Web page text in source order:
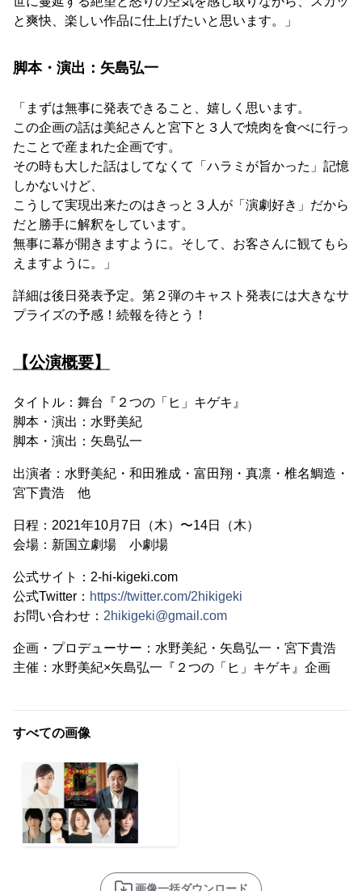
と爽快、楽しい作品に仕上げたいと思います。」
脚本・演出：矢島弘一
「まずは無事に発表できること、嬉しく思います。
この企画の話は美紀さんと宮下と３人で焼肉を食べに行っ
たことで産まれた企画です。
その時も大した話はしてなくて「ハラミが旨かった」記憶
しかないけど、
こうして実現出来たのはきっと３人が「演劇好き」だから
だと勝手に解釈をしています。
無事に幕が開きますように。そして、お客さんに観てもら
えますように。」
詳細は後日発表予定。第２弾のキャスト発表には大きなサ
プライズの予感！続報を待とう！
【公演概要】
タイトル：舞台『２つの「ヒ」キゲキ』
脚本・演出：水野美紀
脚本・演出：矢島弘一
出演者：水野美紀・和田雅成・富田翔・真凛・椎名鯛造・
宮下貴浩 他
日程：2021年10月7日（木）〜14日（木）
会場：新国立劇場 小劇場
公式サイト：2-hi-kigeki.com
公式Twitter： https://twitter.com/2hikigeki
お問い合わせ： 2hikigeki@gmail.com
企画・プロデューサー：水野美紀・矢島弘一・宮下貴浩
主催：水野美紀×矢島弘一『２つの「ヒ」キゲキ』企画
すべての画像
画像一括ダウンロード